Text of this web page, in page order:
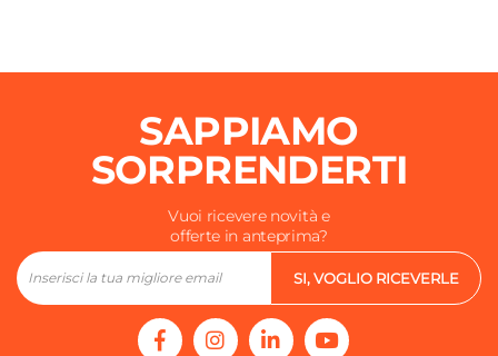
SAPPIAMO
SORPRENDERTI
Vuoi ricevere novità e
offerte in anteprima?
SI, VOGLIO RICEVERLE